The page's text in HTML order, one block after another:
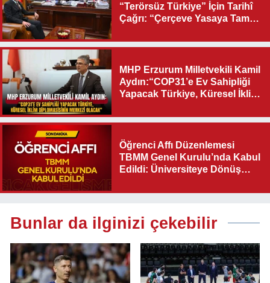
“Terörsüz Türkiye” İçin Tarihî
Çağrı: “Çerçeve Yasaya Tam
MHP Erzurum Milletvekili Kamil
Aydın:“COP31’e Ev Sahipliği
Yapacak Türkiye, Küresel İklim
Olacak"
Öğrenci Affı Düzenlemesi
TBMM Genel Kurulu’nda Kabul
Edildi: Üniversiteye Dönüş
Bunlar da ilginizi çekebilir